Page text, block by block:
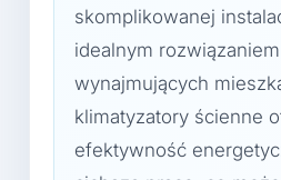
skomplikowanej
idealnym
wynajmujących
klimatyzatory ścienne
efektywność